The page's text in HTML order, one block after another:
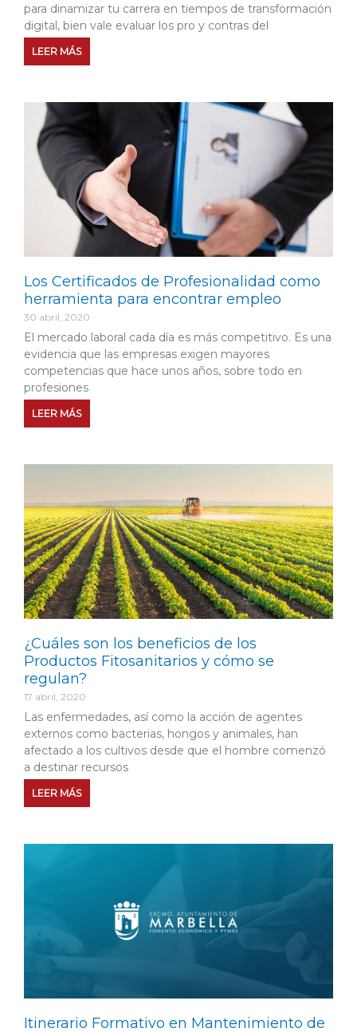
para dinamizar tu carrera en tiempos de transformación
digital, bien vale evaluar los pro y contras del
LEER MÁS
Los Certificados de Profesionalidad como
herramienta para encontrar empleo
30 abril, 2020
El mercado laboral cada día es más competitivo. Es una
evidencia que las empresas exigen mayores
competencias que hace unos años, sobre todo en
profesiones
LEER MÁS
¿Cuáles son los beneficios de los
Productos Fitosanitarios y cómo se
regulan?
17 abril, 2020
Las enfermedades, así como la acción de agentes
externos como bacterias, hongos y animales, han
afectado a los cultivos desde que el hombre comenzó
a destinar recursos
LEER MÁS
Itinerario Formativo en Mantenimiento de